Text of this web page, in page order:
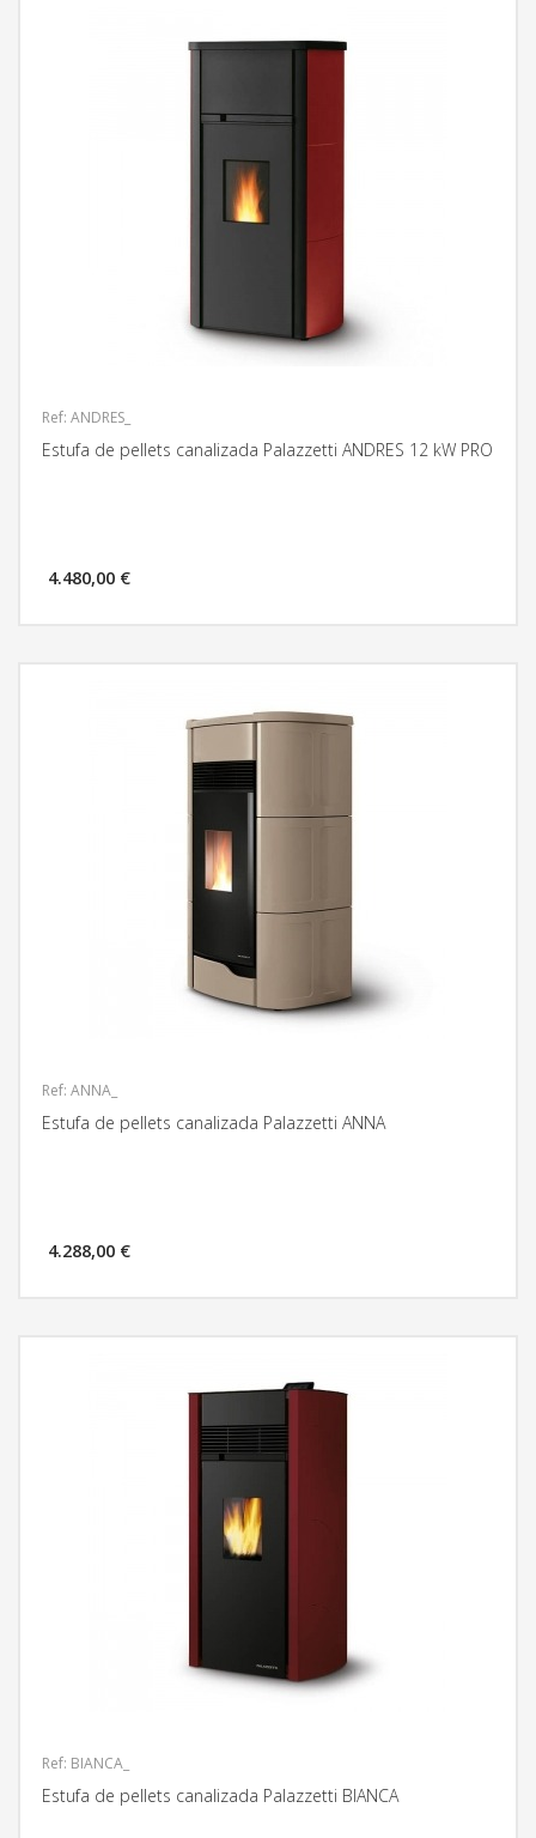
Ref: ANDRES_
Estufa de pellets canalizada Palazzetti ANDRES 12 kW PRO
4.480,00 €
Ref: ANNA_
Estufa de pellets canalizada Palazzetti ANNA
4.288,00 €
Ref: BIANCA_
Estufa de pellets canalizada Palazzetti BIANCA